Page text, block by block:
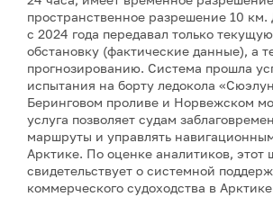
пространственное разрешение 10 км.
с 2024 года передавал только
обстановку (фактические данные), а
прогнозированию. Система прошла
испытания на борту ледокола
Беринговом проливе и Норвежском
услуга позволяет судам
маршруты и управлять
Арктике. По оценке аналитиков, этот
свидетельствует о системной
коммерческого судоходства в